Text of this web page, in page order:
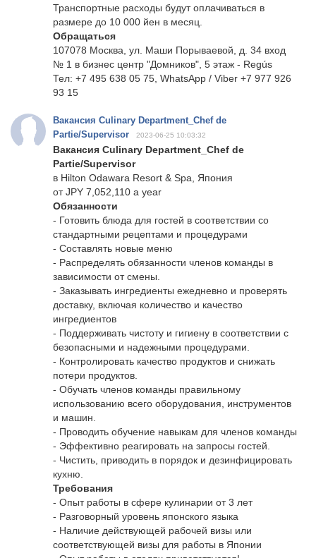
Транспортные расходы будут оплачиваться в
размере до 10 000 йен в месяц.
Обращаться
107078 Москва, ул. Маши Порываевой, д. 34 вход
№ 1 в бизнес центр "Домников", 5 этаж - Regús
Тел: +7 495 638 05 75, WhatsApp / Viber +7 977 926
93 15
Вакансия Culinary Department_Chef de
Partie/Supervisor
2023-06-25 10:03:32
Вакансия Culinary Department_Chef de
Partie/Supervisor
в Hilton Odawara Resort & Spa, Япония
от JPY 7,052,110 a year
Обязанности
- Готовить блюда для гостей в соответствии со
стандартными рецептами и процедурами
- Составлять новые меню
- Распределять обязанности членов команды в
зависимости от смены.
- Заказывать ингредиенты ежедневно и проверять
доставку, включая количество и качество
ингредиентов
- Поддерживать чистоту и гигиену в соответствии с
безопасными и надежными процедурами.
- Контролировать качество продуктов и снижать
потери продуктов.
- Обучать членов команды правильному
использованию всего оборудования, инструментов
и машин.
- Проводить обучение навыкам для членов команды
- Эффективно реагировать на запросы гостей.
- Чистить, приводить в порядок и дезинфицировать
кухню.
Требования
- Опыт работы в сфере кулинарии от 3 лет
- Разговорный уровень японского языка
- Наличие действующей рабочей визы или
соответствующей визы для работы в Японии